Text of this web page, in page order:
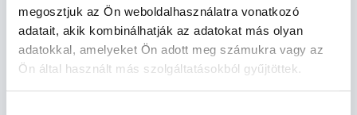
megosztjuk az Ön weboldalhasználatra vonatkozó
adatait, akik kombinálhatják az adatokat más olyan
adatokkal, amelyeket Ön adott meg számukra vagy az
Ön által használt más szolgáltatásokból gyűjtöttek.
Reumatológus - Reumatológia